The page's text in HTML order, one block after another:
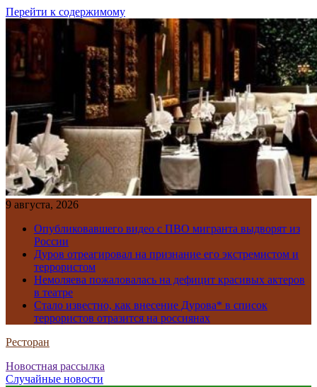
Перейти к содержимому
9 августа, 2026
Опубликовавшего видео с ПВО мигранта выдворят из
России
Дуров отреагировал на признание его экстремистом и
террористом
Немоляева пожаловалась на дефицит красивых актеров
в театре
Стало известно, как внесение Дурова* в список
террористов отразится на россиянах
Ресторан
Новостная рассылка
Случайные новости